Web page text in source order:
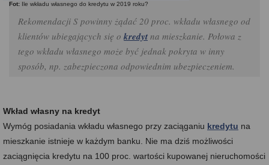
Fot: Ile wkładu własnego do kredytu w 2019 roku?
Rekomendacji S powinny żądać 20 proc. wkładu własnego od
klientów ubiegających się o kredyt na mieszkanie. Połowa z
tego wkładu własnego może być jednak pokryta w inny
sposób, np. zabezpieczona odpowiednim ubezpieczeniem.
Wkład własny na kredyt
Wymóg posiadania wkładu własnego przy zaciąganiu kredytu na
mieszkanie istnieje w każdym banku. Nie ma dziś możliwości
zaciągnięcia kredytu na 100 proc. wartości kupowanej nieruchomości